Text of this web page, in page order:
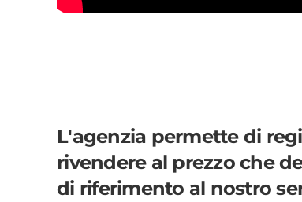
L'agenzia permette di r
rivendere al prezzo che
di riferimento al nostro